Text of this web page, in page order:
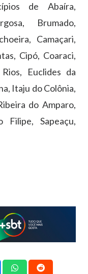
de Abaíra,
Brumado,
Camaçari,
Cipó, Coaraci,
Euclides da
Itaju do Colônia,
do Amparo,
Filipe, Sapeaçu,